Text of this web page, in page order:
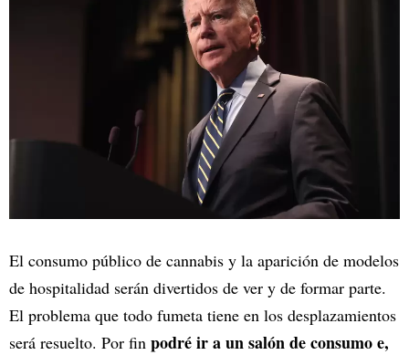
El consumo público de cannabis y la aparición de modelos
de hospitalidad serán divertidos de ver y de formar parte.
El problema que todo fumeta tiene en los desplazamientos
será resuelto. Por fin podré ir a un salón de consumo e,